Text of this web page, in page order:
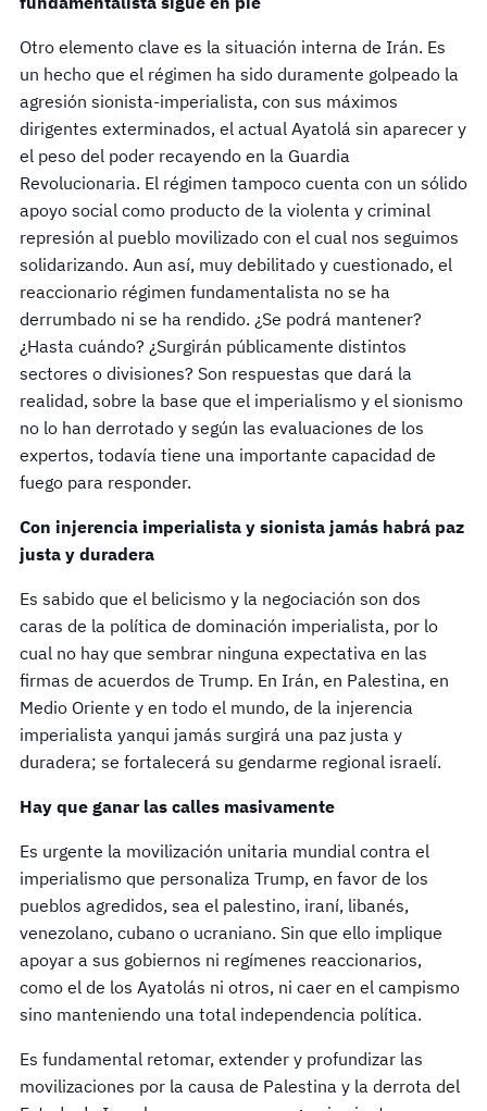
Otro elemento clave es la situación interna de Irán. Es
un hecho que el régimen ha sido duramente golpeado la
agresión sionista-imperialista, con sus máximos
dirigentes exterminados, el actual Ayatolá sin aparecer y
el peso del poder recayendo en la Guardia
Revolucionaria. El régimen tampoco cuenta con un sólido
apoyo social como producto de la violenta y criminal
represión al pueblo movilizado con el cual nos seguimos
solidarizando. Aun así, muy debilitado y cuestionado, el
reaccionario régimen fundamentalista no se ha
derrumbado ni se ha rendido. ¿Se podrá mantener?
¿Hasta cuándo? ¿Surgirán públicamente distintos
sectores o divisiones? Son respuestas que dará la
realidad, sobre la base que el imperialismo y el sionismo
no lo han derrotado y según las evaluaciones de los
expertos, todavía tiene una importante capacidad de
fuego para responder.
Con injerencia imperialista y sionista jamás habrá paz
justa y duradera
Es sabido que el belicismo y la negociación son dos
caras de la política de dominación imperialista, por lo
cual no hay que sembrar ninguna expectativa en las
firmas de acuerdos de Trump. En Irán, en Palestina, en
Medio Oriente y en todo el mundo, de la injerencia
imperialista yanqui jamás surgirá una paz justa y
duradera; se fortalecerá su gendarme regional israelí.
Hay que ganar las calles masivamente
Es urgente la movilización unitaria mundial contra el
imperialismo que personaliza Trump, en favor de los
pueblos agredidos, sea el palestino, iraní, libanés,
venezolano, cubano o ucraniano. Sin que ello implique
apoyar a sus gobiernos ni regímenes reaccionarios,
como el de los Ayatolás ni otros, ni caer en el campismo
sino manteniendo una total independencia política.
Es fundamental retomar, extender y profundizar las
movilizaciones por la causa de Palestina y la derrota del